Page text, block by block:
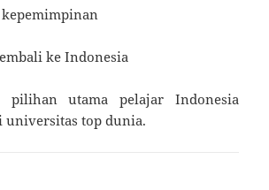
ke Indonesia
pilihan utama pelajar Indonesia
top dunia.